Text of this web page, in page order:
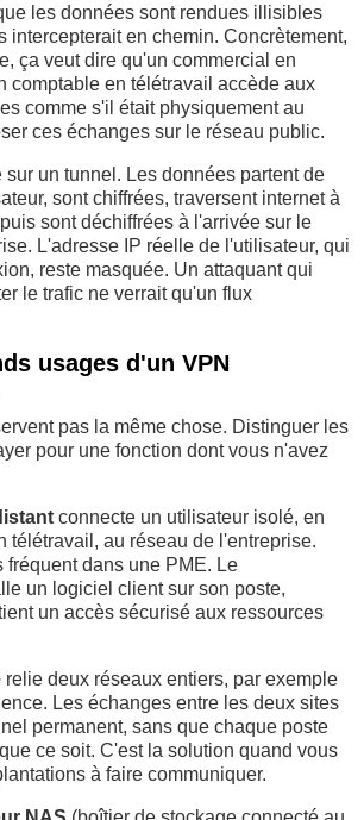
les données sont rendues illisibles
intercepterait en chemin. Concrètement,
ça veut dire qu'un commercial en
comptable en télétravail accède aux
comme s'il était physiquement au
ces échanges sur le réseau public.
sur un tunnel. Les données partent de
sont chiffrées, traversent internet à
sont déchiffrées à l'arrivée sur le
L'adresse IP réelle de l'utilisateur, qui
reste masquée. Un attaquant qui
le trafic ne verrait qu'un flux
usages d'un VPN
pas la même chose. Distinguer les
pour une fonction dont vous n'avez
connecte un utilisateur isolé, en
télétravail, au réseau de l'entreprise.
fréquent dans une PME. Le
un logiciel client sur son poste,
un accès sécurisé aux ressources
relie deux réseaux entiers, par exemple
Les échanges entre les deux sites
permanent, sans que chaque poste
ce soit. C'est la solution quand vous
à faire communiquer.